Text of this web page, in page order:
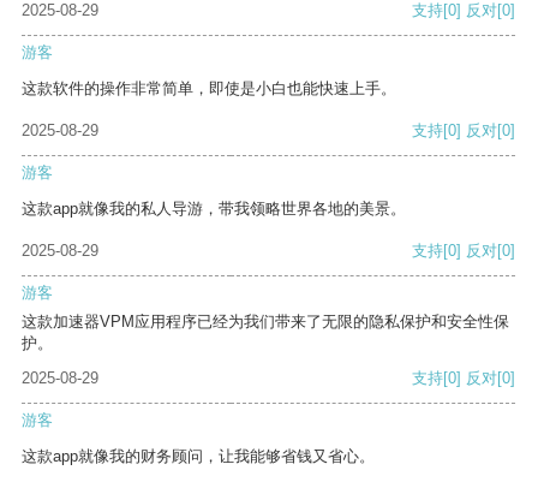
2025-08-29 支持[0] 反对[0]
游客
这款软件的操作非常简单，即使是小白也能快速上手。
2025-08-29 支持[0] 反对[0]
游客
这款app就像我的私人导游，带我领略世界各地的美景。
2025-08-29 支持[0] 反对[0]
游客
这款加速器VPM应用程序已经为我们带来了无限的隐私保护和安全性保
护。
2025-08-29
支持[0] 反对[0]
游客
这款app就像我的财务顾问，让我能够省钱又省心。